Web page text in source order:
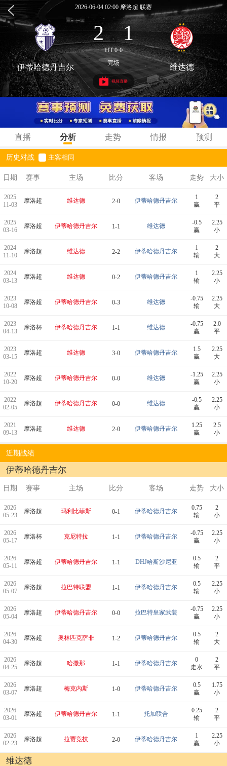
2026-06-04 02:00 摩洛超 联赛
2 : 1
HT 0-0
伊蒂哈德丹吉尔 完场 维达德
视频直播
直播 分析 走势 情报 预测
历史对战 主客相同
日期 赛事 主场 比分 客场 走势 大小
2025
11-03
摩洛超 维达德 2-0 伊蒂哈德丹吉尔
1
赢
2
平
2025
03-16
摩洛超 伊蒂哈德丹吉尔 1-1 维达德
-0.5
赢
2.25
小
2024
11-10
摩洛超 维达德 2-2 伊蒂哈德丹吉尔
1
输
2
大
2024
03-13
摩洛超 维达德 0-2 伊蒂哈德丹吉尔
1
输
2.25
小
2023
10-08
摩洛超 伊蒂哈德丹吉尔 0-3 维达德
-0.75
输
2.25
大
2023
04-13
摩洛杯 伊蒂哈德丹吉尔 1-1 维达德
-0.75
赢
2.0
平
2023
03-15
摩洛超 维达德 3-0 伊蒂哈德丹吉尔
1.5
赢
2.25
大
2022
10-20
摩洛超 伊蒂哈德丹吉尔 0-0 维达德
-1.25
赢
2.25
小
2022
02-05
摩洛超 伊蒂哈德丹吉尔 0-0 维达德
-0.5
赢
2.25
小
2021
09-13
摩洛超 维达德 2-0 伊蒂哈德丹吉尔
1.25
赢
2.5
小
近期战绩
伊蒂哈德丹吉尔
日期 赛事 主场 比分 客场 走势 大小
2026
05-23
摩洛超 玛利比菲斯 0-1 伊蒂哈德丹吉尔
0.75
输
2
小
2026
05-17
摩洛杯 克尼特拉 1-1 伊蒂哈德丹吉尔
-0.75
赢
2.25
小
2026
05-11
摩洛超 伊蒂哈德丹吉尔 1-1 DHJ哈斯沙尼亚
0.5
输
2
平
2026
05-07
摩洛超 拉巴特联盟 1-1 伊蒂哈德丹吉尔
0.5
输
2.25
小
2026
05-04
摩洛超 伊蒂哈德丹吉尔 0-0 拉巴特皇家武装
-0.75
赢
2.25
小
2026
04-30
摩洛超 奥林匹克萨非 1-2 伊蒂哈德丹吉尔
0.5
输
2
大
2026
04-25
摩洛超 哈撒那 1-1 伊蒂哈德丹吉尔
0
走水
2
平
2026
03-07
摩洛超 梅克内斯 1-0 伊蒂哈德丹吉尔
0.5
赢
1.75
小
2026
03-01
摩洛超 伊蒂哈德丹吉尔 1-1 托加联合
0.25
输
2
平
2026
02-23
摩洛超 拉贾竞技 2-0 伊蒂哈德丹吉尔
1
赢
2.25
小
维达德